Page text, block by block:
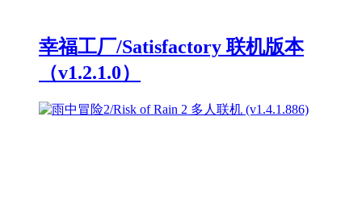
幸福工厂/Satisfactory 联机版本
（v1.2.1.0）